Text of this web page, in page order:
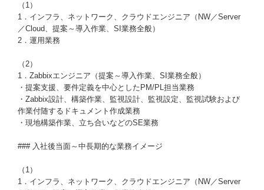
（1）
1．インフラ、ネットワーク、クラウドエンジニア（NW／Server
／Cloud、提案～導入作業、SI業務全般）
2．運用業務
（2）
1．Zabbixエンジニア（提案～導入作業、SI業務全般）
・提案支援、要件定義を中心としたPM/PL担当業務
・Zabbix設計、構築作業、監視設計、監視設定、監視試験および
作業付随するドキュメント作成業務
・現地構築作業、立ち合いなどのSE業務
### 入社後当面～中長期的な業務イメージ
（1）
1．インフラ、ネットワーク、クラウドエンジニア（NW／Server